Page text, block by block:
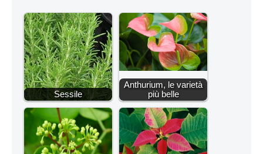
Sessile
Anthurium, le varietà
più belle